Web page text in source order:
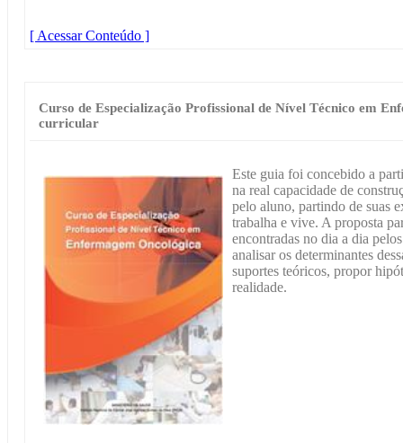
[ Acessar Conteúdo ]
Curso de Especialização Profissional de Nível Técnico em
curricular
Este guia foi concebido a
na real capacidade de
pelo aluno, partindo de suas
trabalha e vive. A proposta
encontradas no dia a dia
analisar os determinantes
suportes teóricos, propor
realidade.